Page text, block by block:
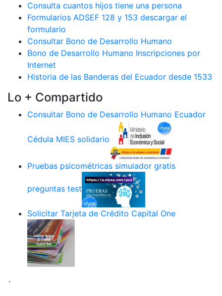
Consulta cuantos hijos tiene una persona
Formularios ADSEF 128 y 153 descargar el
formulario
Consultar Bono de Desarrollo Humano
Bono de Desarrollo Humano Inscripciones por
Internet
Historia de las Banderas del Ecuador desde 1533
Lo + Compartido
Consultar Bono de Desarrollo Humano Ecuador
Cédula MIES solidario
Pruebas psicométricas simulador gratis
preguntas test
Solicitar Tarjeta de Crédito Capital One
.